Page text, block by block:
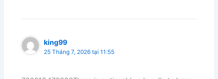
king99
25 Tháng 7, 2026 tại 11:55